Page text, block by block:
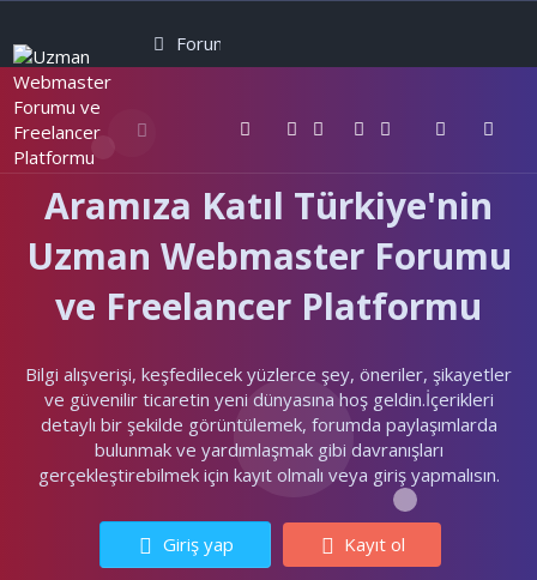
Forumlar
Aramıza Katıl Türkiye'nin
Uzman Webmaster Forumu
ve Freelancer Platformu
Bilgi alışverişi, keşfedilecek yüzlerce şey, öneriler, şikayetler
ve güvenilir ticaretin yeni dünyasına hoş geldin.İçerikleri
detaylı bir şekilde görüntülemek, forumda paylaşımlarda
bulunmak ve yardımlaşmak gibi davranışları
gerçekleştirebilmek için kayıt olmalı veya giriş yapmalısın.
Giriş yap Kayıt ol